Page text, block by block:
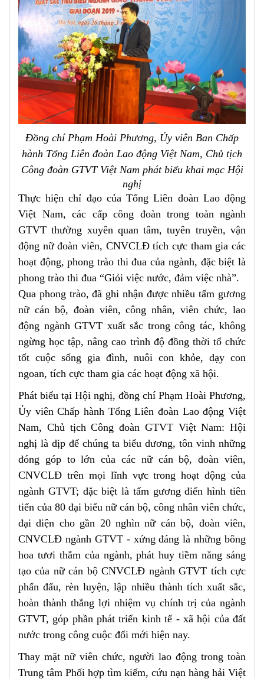
Đồng chí Phạm Hoài Phương, Ủy viên Ban Chấp
hành Tổng Liên đoàn Lao động Việt Nam, Chủ tịch
Công đoàn GTVT Việt Nam phát biểu khai mạc Hội
nghị
Thực hiện chỉ đạo của Tổng Liên đoàn Lao động
Việt Nam, các cấp công đoàn trong toàn ngành
GTVT thường xuyên quan tâm, tuyên truyền, vận
động nữ đoàn viên, CNVCLĐ tích cực tham gia các
hoạt động, phong trào thi đua của ngành, đặc biệt là
phong trào thi đua “Giỏi việc nước, đảm việc nhà”.
Qua phong trào, đã ghi nhận được nhiều tấm gương
nữ cán bộ, đoàn viên, công nhân, viên chức, lao
động ngành GTVT xuất sắc trong công tác, không
ngừng học tập, nâng cao trình độ đồng thời tổ chức
tốt cuộc sống gia đình, nuôi con khỏe, dạy con
ngoan, tích cực tham gia các hoạt động xã hội.
Phát biểu tại Hội nghị, đồng chí Phạm Hoài Phương,
Ủy viên Chấp hành Tổng Liên đoàn Lao động Việt
Nam, Chủ tịch Công đoàn GTVT Việt Nam: Hội
nghị là dịp để chúng ta biểu dương, tôn vinh những
đóng góp to lớn của các nữ cán bộ, đoàn viên,
CNVCLĐ trên mọi lĩnh vực trong hoạt động của
ngành GTVT; đặc biệt là tấm gương điển hình tiên
tiến của 80 đại biểu nữ cán bộ, công nhân viên chức,
đại diện cho gần 20 nghìn nữ cán bộ, đoàn viên,
CNVCLĐ ngành GTVT - xứng đáng là những bông
hoa tươi thắm của ngành, phát huy tiềm năng sáng
tạo của nữ cán bộ CNVCLĐ ngành GTVT tích cực
phấn đấu, rèn luyện, lập nhiều thành tích xuất sắc,
hoàn thành thắng lợi nhiệm vụ chính trị của ngành
GTVT, góp phần phát triển kinh tế - xã hội của đất
nước trong công cuộc đổi mới hiện nay.
Thay mặt nữ viên chức, người lao động trong toàn
Trung tâm Phối hợp tìm kiếm, cứu nạn hàng hải Việt